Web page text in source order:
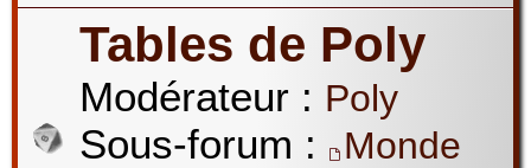
Tables de Poly
Modérateur : Poly
Sous-forum :
Monde